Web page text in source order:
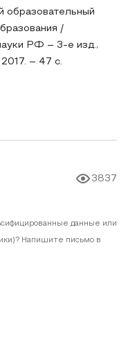
образовательный
/
РФ – 3-е изд.,
– 47 с.
3837
данные или
Напишите письмо в